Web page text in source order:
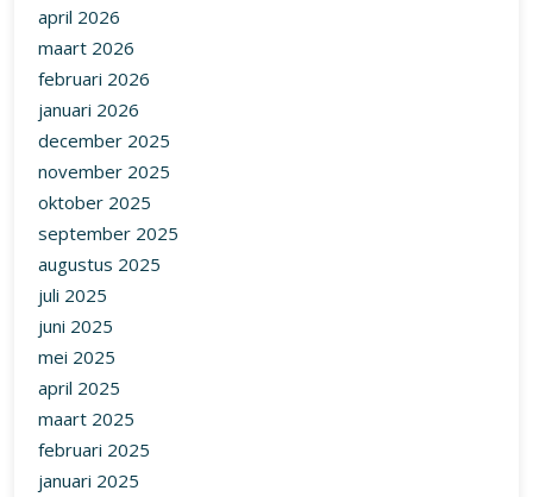
april 2026
maart 2026
februari 2026
januari 2026
december 2025
november 2025
oktober 2025
september 2025
augustus 2025
juli 2025
juni 2025
mei 2025
april 2025
maart 2025
februari 2025
januari 2025